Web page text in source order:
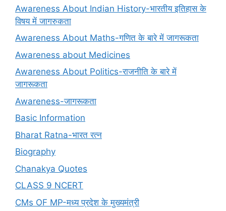
Awareness About Indian History-भारतीय इतिहास के
विषय में जागरुकता
Awareness About Maths-गणित के बारे में जागरूकता
Awareness about Medicines
Awareness About Politics-राजनीति के बारे में
जागरूकता
Awareness-जागरूकता
Basic Information
Bharat Ratna-भारत रत्न
Biography
Chanakya Quotes
CLASS 9 NCERT
CMs OF MP-मध्य प्रदेश के मुख्यमंत्री